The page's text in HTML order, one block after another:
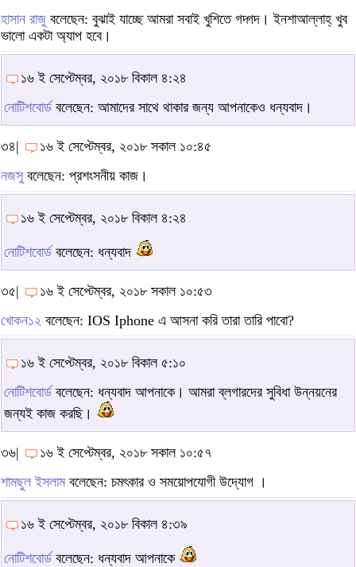
হাসান রাজু বলেছেন: বুঝাই যাচ্ছে আমরা সবাই খুশিতে গদ্গদ। ইনশাআল্লাহ্‌ খুব
ভালো একটা অ্যাপ হবে।
১৬ ই সেপ্টেম্বর, ২০১৮ বিকাল ৪:২৪
নোটিশবোর্ডবলেছেন: আমাদের সাথে থাকার জন্য আপনাকেও ধন্যবাদ।
৩৪|
১৬ ই সেপ্টেম্বর, ২০১৮ সকাল ১০:৪৫
নজসু বলেছেন: প্রশংসনীয় কাজ।
১৬ ই সেপ্টেম্বর, ২০১৮ বিকাল ৪:২৪
নোটিশবোর্ডবলেছেন: ধন্যবাদ
৩৫|
১৬ ই সেপ্টেম্বর, ২০১৮ সকাল ১০:৫৩
খোকন১২ বলেছেন: IOS Iphone এ আসনা করি তারা তারি পাবো?
১৬ ই সেপ্টেম্বর, ২০১৮ বিকাল ৫:১০
নোটিশবোর্ডবলেছেন: ধন্যবাদ আপনাকে। আমরা ব্লগারদের সুবিধা উন্নয়নের
জন্যই কাজ করছি।
৩৬|
১৬ ই সেপ্টেম্বর, ২০১৮ সকাল ১০:৫৭
শামছুল ইসলামবলেছেন: চমৎকার ও সময়োপযোগী উদ্যোগ ।
১৬ ই সেপ্টেম্বর, ২০১৮ বিকাল ৪:৩৯
নোটিশবোর্ডবলেছেন: ধন্যবাদ আপনাকে